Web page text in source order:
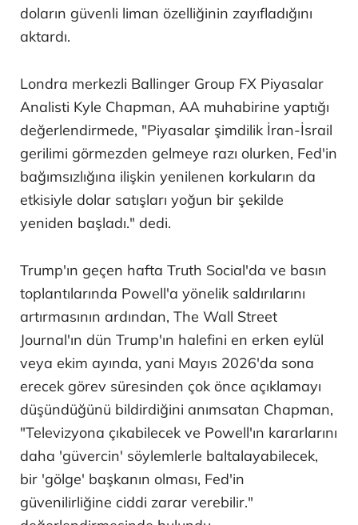
doların güvenli liman özelliğinin zayıfladığını
aktardı.
Londra merkezli Ballinger Group FX Piyasalar
Analisti Kyle Chapman, AA muhabirine yaptığı
değerlendirmede, "Piyasalar şimdilik İran-İsrail
gerilimi görmezden gelmeye razı olurken, Fed'in
bağımsızlığına ilişkin yenilenen korkuların da
etkisiyle dolar satışları yoğun bir şekilde
yeniden başladı." dedi.
Trump'ın geçen hafta Truth Social'da ve basın
toplantılarında Powell'a yönelik saldırılarını
artırmasının ardından, The Wall Street
Journal'ın dün Trump'ın halefini en erken eylül
veya ekim ayında, yani Mayıs 2026'da sona
erecek görev süresinden çok önce açıklamayı
düşündüğünü bildirdiğini anımsatan Chapman,
"Televizyona çıkabilecek ve Powell'ın kararlarını
daha 'güvercin' söylemlerle baltalayabilecek,
bir 'gölge' başkanın olması, Fed'in
güvenilirliğine ciddi zarar verebilir."